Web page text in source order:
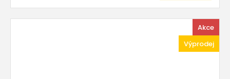
Akce
Výprodej